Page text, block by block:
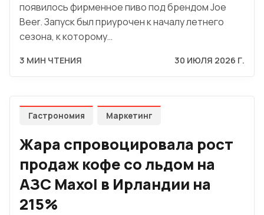
появилось фирменное пиво под брендом Joe
Beer. Запуск был приурочен к началу летнего
сезона, к которому…
3 МИН ЧТЕНИЯ 30 ИЮЛЯ 2026 Г.
Гастрономия Маркетинг
Жара спровоцировала рост
продаж кофе со льдом на
АЗС Maxol в Ирландии на
215%